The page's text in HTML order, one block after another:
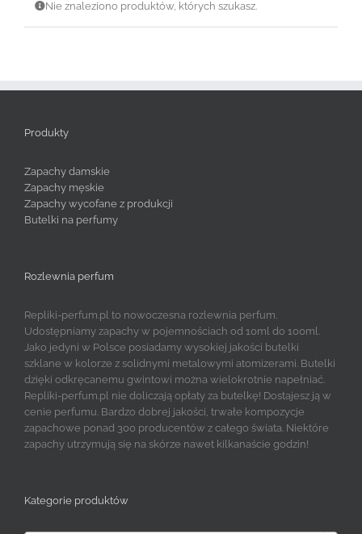
Nie znaleziono produktów, których szukasz.
Produkty
Zapachy damskie
Zapachy męskie
Zapachy wycofane z produkcji
Butelki na perfumy
Rozlewnia perfum
Repliki-perfum.pl to nowoczesna rozlewnia perfum.
Udostępniamy zapachy w pojemnościach od 10ml do 100ml.
Jako jedyni w Polsce posiadamy wysokiej jakości butelki
szklane w kolorze z solidnymi metalowymi atomizerami. Butelki
dzięki odkręcanemu gwintowi można wielokrotnie napełniać.
Repliki-perfum.pl nie doliczają opłaty za butelkę! Dostajesz ją w
cenie perfumu. Bardzo dobrej jakości, trwałe kompozycje
zapachowe ponad 300 producentów z całego świata. Niektóre
zapachy utrzymują się na skórze nawet kilkanaście godzin!
Kategorie produktów